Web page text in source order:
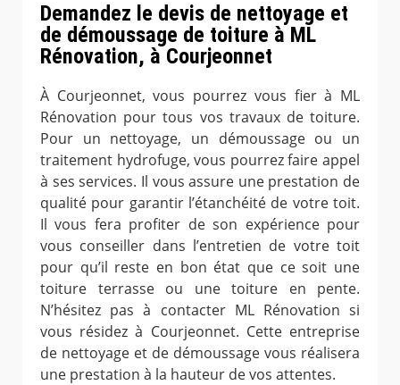
Demandez le devis de nettoyage et
de démoussage de toiture à ML
Rénovation, à Courjeonnet
À Courjeonnet, vous pourrez vous fier à ML
Rénovation pour tous vos travaux de toiture.
Pour un nettoyage, un démoussage ou un
traitement hydrofuge, vous pourrez faire appel
à ses services. Il vous assure une prestation de
qualité pour garantir l’étanchéité de votre toit.
Il vous fera profiter de son expérience pour
vous conseiller dans l’entretien de votre toit
pour qu’il reste en bon état que ce soit une
toiture terrasse ou une toiture en pente.
N’hésitez pas à contacter ML Rénovation si
vous résidez à Courjeonnet. Cette entreprise
de nettoyage et de démoussage vous réalisera
une prestation à la hauteur de vos attentes.